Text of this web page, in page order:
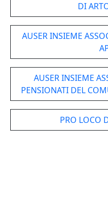
DI
AUSER INSIEME
AUSER INSIEME
PENSIONATI DEL
PRO LOCO